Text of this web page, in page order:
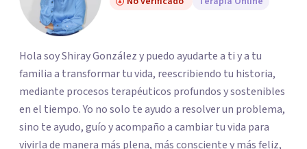
Hola soy Shiray González y puedo ayudarte a ti y a tu
familia a transformar tu vida, reescribiendo tu historia,
mediante procesos terapéuticos profundos y sostenibles
en el tiempo. Yo no solo te ayudo a resolver un problema,
sino te ayudo, guío y acompaño a cambiar tu vida para
vivirla de manera más plena, más consciente y más feliz,